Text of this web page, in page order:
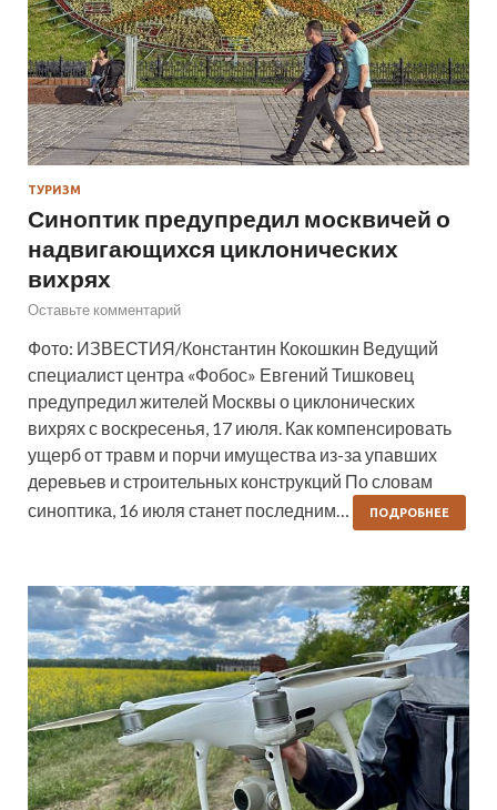
ТУРИЗМ
Синоптик предупредил москвичей о
надвигающихся циклонических
вихрях
Оставьте комментарий
Фото: ИЗВЕСТИЯ/Константин Кокошкин Ведущий
специалист центра «Фобос» Евгений Тишковец
предупредил жителей Москвы о циклонических
вихрях с воскресенья, 17 июля. Как компенсировать
ущерб от травм и порчи имущества из-за упавших
деревьев и строительных конструкций По словам
синоптика, 16 июля станет последним…
ПОДРОБНЕЕ